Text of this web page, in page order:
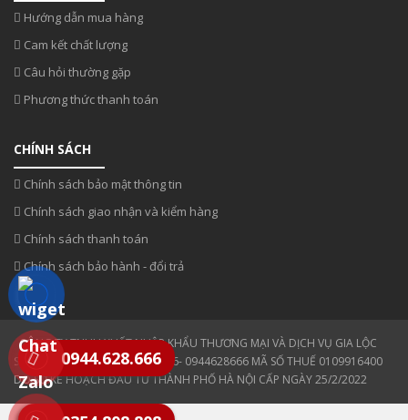
Hướng dẫn mua hàng
Cam kết chất lượng
Câu hỏi thường gặp
Phương thức thanh toán
CHÍNH SÁCH
Chính sách bảo mật thông tin
Chính sách giao nhận và kiểm hàng
Chính sách thanh toán
Chính sách bảo hành - đổi trả
CÔNG TY TNHH XUẤT NHẬP KHẨU THƯƠNG MẠI VÀ DỊCH VỤ GIA LỘC
SĐT: 0354 808 808- 0943330886- 0944628666 MÃ SỐ THUẾ 0109916400
DO SỞ KẾ HOẠCH ĐẦU TƯ THÀNH PHỐ HÀ NỘI CẤP NGÀY 25/2/2022
0944.628.666